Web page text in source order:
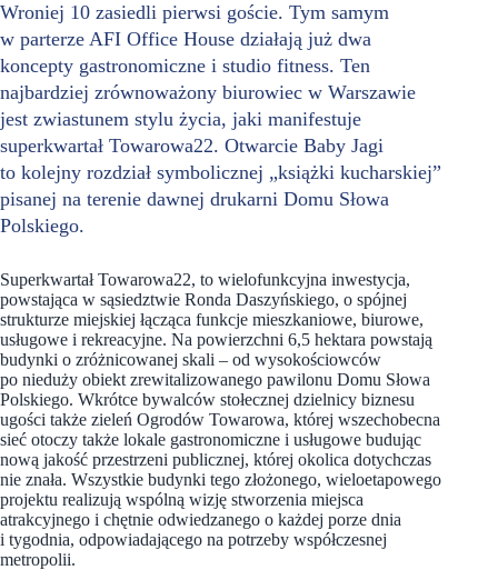
Wroniej 10 zasiedli pierwsi goście. Tym samym
w parterze AFI Office House działają już dwa
koncepty gastronomiczne i studio fitness. Ten
najbardziej zrównoważony biurowiec w Warszawie
jest zwiastunem stylu życia, jaki manifestuje
superkwartał Towarowa22. Otwarcie Baby Jagi
to kolejny rozdział symbolicznej „książki kucharskiej”
pisanej na terenie dawnej drukarni Domu Słowa
Polskiego.
Superkwartał Towarowa22, to wielofunkcyjna inwestycja,
powstająca w sąsiedztwie Ronda Daszyńskiego, o spójnej
strukturze miejskiej łącząca funkcje mieszkaniowe, biurowe,
usługowe i rekreacyjne. Na powierzchni 6,5 hektara powstają
budynki o zróżnicowanej skali – od wysokościowców
po nieduży obiekt zrewitalizowanego pawilonu Domu Słowa
Polskiego. Wkrótce bywalców stołecznej dzielnicy biznesu
ugości także zieleń Ogrodów Towarowa, której wszechobecna
sieć otoczy także lokale gastronomiczne i usługowe budując
nową jakość przestrzeni publicznej, której okolica dotychczas
nie znała. Wszystkie budynki tego złożonego, wieloetapowego
projektu realizują wspólną wizję stworzenia miejsca
atrakcyjnego i chętnie odwiedzanego o każdej porze dnia
i tygodnia, odpowiadającego na potrzeby współczesnej
metropolii.